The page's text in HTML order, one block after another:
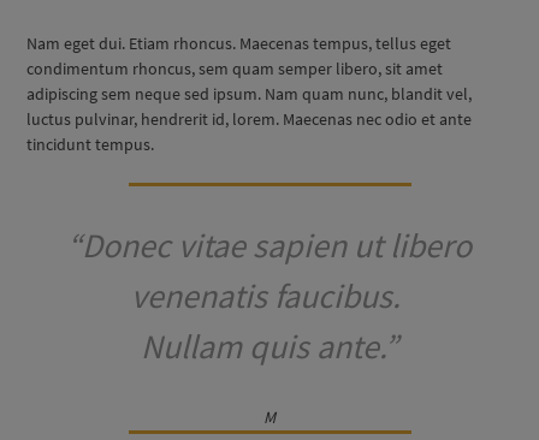
Nam eget dui. Etiam rhoncus. Maecenas tempus, tellus eget
condimentum rhoncus, sem quam semper libero, sit amet
adipiscing sem neque sed ipsum. Nam quam nunc, blandit vel,
luctus pulvinar, hendrerit id, lorem. Maecenas nec odio et ante
tincidunt tempus.
“Donec vitae sapien ut libero
venenatis faucibus.
Nullam quis ante.”
M